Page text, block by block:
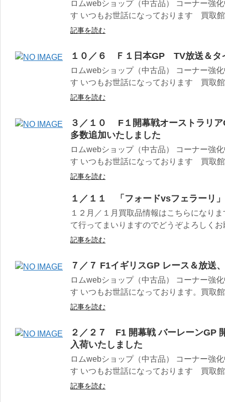
ロムwebショップ（中古品） コーナー強
す いつもお世話になっております 買取
記事を読む
１０／６ Ｆ１日本GP TV放送＆タ
ロムwebショップ（中古品） コーナー強
す いつもお世話になっております 買取
記事を読む
３／１０ F１開幕戦オーストラリ
多数追加いたしました
ロムwebショップ（中古品） コーナー強
す いつもお世話になっております 買取
記事を読む
１／１１ 「フォードvsフェラーリ
１２月／１月買取品情報はこちらになり
て行ってまいりますのでどうぞよろしくお
記事を読む
７／７ F1イギリスGP レース＆放送
ロムwebショップ（中古品） コーナー強
す いつもお世話になっております。買取
記事を読む
２／２７ F1 開幕戦 バーレーンGP
入荷いたしました
ロムwebショップ（中古品） コーナー強
す いつもお世話になっております 買取
記事を読む